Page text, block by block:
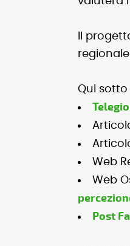
Il
Qui sotto
Web
Web
Post